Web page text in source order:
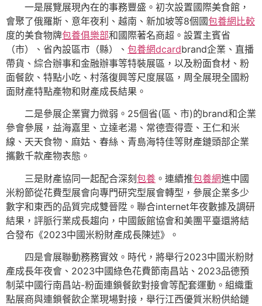
一是展覽展現內在的事務豐盛。初次設置國際美食館，
會聚了俄羅斯、意年夜利、越南、新加坡等8個國包養網比較
度的美食物牌包養俱樂部和國際著名商超。設置主賓省
（市）、省內設區市（縣）、 包養網dcardbrand企業、直播
帶貨、綜合辦事和金融辦事等特裝展區，以及粉面食材、粉
面餐飲、特點小吃、村落復興等尺度展區，周全展現全國粉
面財產特點產物和財產成長結果。
二是參展企業實力微弱。25個省(區、市)的brand和企業
參會參展，益海嘉里、立達老湯、常德壹得壹、王仁和米
線、天天食物、麻姑、春絲、青島海特佳等財產鏈頭部企業
攜數千款產物表態。
三是財產協同一起配合深刻包養 。連續推包養網進中國
米粉節從花費型展會向專門研究型展會轉型，參展企業多少
數字和東西的品質完成雙晉陞。聯合internet年夜數據及調研
結果，評脈行業成長趨向，中國飯館協會和美團平臺還將結
合發布《2023中國米粉財產成長陳述》。
四是會展聯動務務實效。時代，將舉行2023中國米粉財
產成長年夜會、2023中國綠色花費節南昌站、2023品德預
制菜中國行南昌站-粉面連鎖餐飲對接會等配套運動。組織重
點展商與連鎖餐飲企業現場對接，舉行江西優質米粉供給鏈